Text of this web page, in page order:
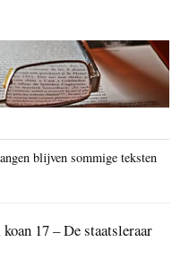
blijven sommige teksten
17 – De staatsleraar